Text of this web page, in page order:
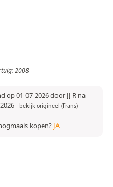
2008
01-07-2026 door JJ R na
- bekijk origineel (Frans)
kopen? JA